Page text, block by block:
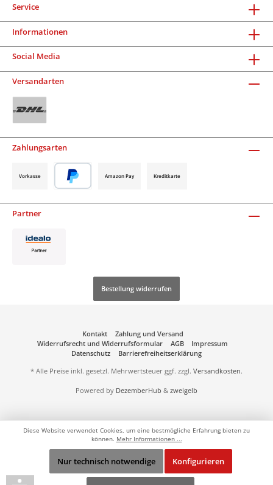
Service
Informationen
Social Media
Versandarten
Zahlungsarten
Vorkasse Amazon Pay Kreditkarte
Partner
Bestellung widerrufen
Kontakt
Zahlung und Versand
Widerrufsrecht und Widerrufsformular
AGB
Impressum
Datenschutz
Barrierefreiheitserklärung
* Alle Preise inkl. gesetzl. Mehrwertsteuer ggf. zzgl. Versandkosten.
Powered by DezemberHub & zweigelb
Diese Website verwendet Cookies, um eine bestmögliche Erfahrung bieten zu
können. Mehr Informationen ...
Nur technisch notwendige Konfigurieren